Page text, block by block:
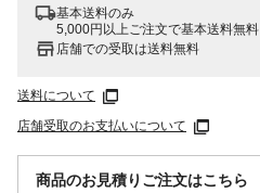
基本送料のみ
5,000円以上ご注文で基本送料無料
店舗での受取は送料無料
送料について
店舗受取のお支払いについて
商品のお見積りご注文はこちら